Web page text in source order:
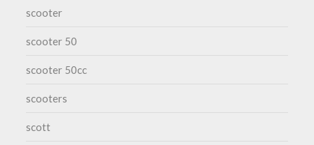
scooter
scooter 50
scooter 50cc
scooters
scott